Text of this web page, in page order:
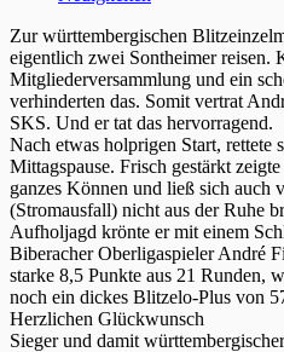
Zur württembergischen
eigentlich zwei Sontheimer reisen.
Mitgliederversammlung und ein
verhinderten das. Somit vertrat
SKS. Und er tat das hervorragend.
Nach etwas holprigen Start, rettete
Mittagspause. Frisch gestärkt
ganzes Können und ließ sich auch
(Stromausfall) nicht aus der Ruhe
Aufholjagd krönte er mit einem
Biberacher Oberligaspieler André
starke 8,5 Punkte aus 21 Runden,
noch ein dickes Blitzelo-Plus von
Herzlichen Glückwunsch
Sieger und damit